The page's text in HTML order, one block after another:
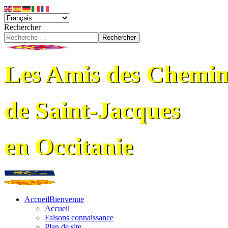
Rechercher
Rechercher
Les Amis des
de Saint-Jacques
en Occitanie
AccueilBienvenue
Accueil
Faisons connaissance